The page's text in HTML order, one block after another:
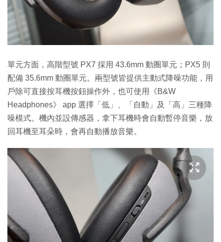
單元方面，高階型號 PX7 採用 43.6mm 動圈單元；PX5 則
配備 35.6mm 動圈單元。兩型號皆提供主動式降噪功能，用
戶除可直接按耳機按鈕操作外，也可使用《B&W
Headphones》 app 選擇「低」、「自動」及「高」三種降
噪模式。機內並設傳感器，拿下耳機時會自動暫停音樂，放
回耳機至耳朵時，會再自動播放音樂。